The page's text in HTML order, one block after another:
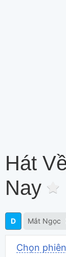
Hát
Nay
D Mắt Ngọc
Chọn